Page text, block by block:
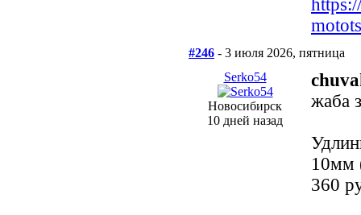
#246 - 3 июля 2026, пятница
Serko54
Новосибирск
10 дней назад
жаба
10мм
360